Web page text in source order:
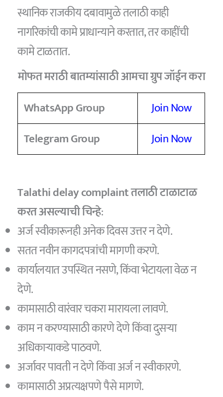
स्थानिक राजकीय दबावामुळे तलाठी काही
नागरिकांची कामे प्राधान्याने करतात, तर काहींची
कामे टाळतात.
मोफत मराठी बातम्यांसाठी आमचा ग्रुप जॉईन करा
WhatsApp Group
Join Now
Telegram Group
Join Now
Talathi delay complaint तलाठी टाळाटाळ
करत असल्याची चिन्हे:
अर्ज स्वीकारूनही अनेक दिवस उत्तर न देणे.
सतत नवीन कागदपत्रांची मागणी करणे.
कार्यालयात उपस्थित नसणे, किंवा भेटायला वेळ न
देणे.
कामासाठी वारंवार चकरा मारायला लावणे.
काम न करण्यासाठी कारणे देणे किंवा दुसऱ्या
अधिकाऱ्याकडे पाठवणे.
अर्जावर पावती न देणे किंवा अर्ज न स्वीकारणे.
कामासाठी अप्रत्यक्षपणे पैसे मागणे.